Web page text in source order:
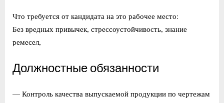
Что требуется от кандидата на это рабочее место:
Без вредных привычек, стрессоустойчивость, знание
ремесел,
Должностные обязанности
— Контроль качества выпускаемой продукции по чертежам